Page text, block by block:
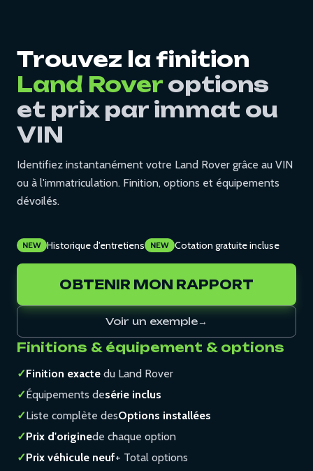
Trouvez la finition
Land Rover options
et prix par immat ou
VIN
Identifiez instantanément votre Land Rover grâce au VIN
ou à l'immatriculation. Finition, options et équipements
dévoilés.
NEW Historique d'entretiens NEW Cotation gratuite incluse
OBTENIR MON RAPPORT
Voir un exemple→
Finitions & équipement & options
✓Finition exacte du Land Rover
✓Équipements desérie inclus
✓Liste complète desOptions installées
✓Prix d'originede chaque option
✓Prix véhicule neuf+ Total options